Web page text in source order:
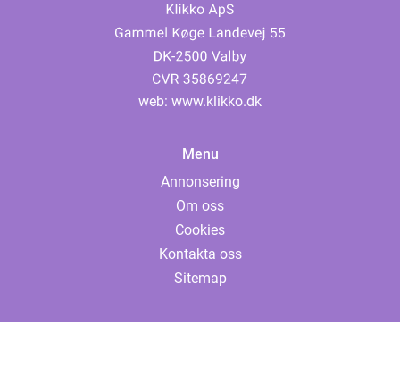
web: www.klikko.dk
Menu
Annonsering
Om oss
Cookies
Kontakta oss
Sitemap